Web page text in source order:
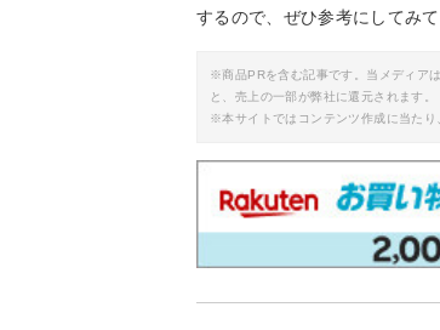
するので、ぜひ参考にしてみて
※商品PRを含む記事です。当メディア
と、売上の一部が弊社に還元されます。
※本サイトではコンテンツ作成に当たり